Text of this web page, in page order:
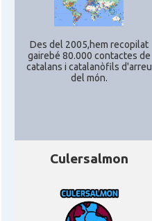
Des del 2005,hem recopilat
gairebé 80.000 contactes de
catalans i catalanòfils d'arreu
del món.
Culersalmon